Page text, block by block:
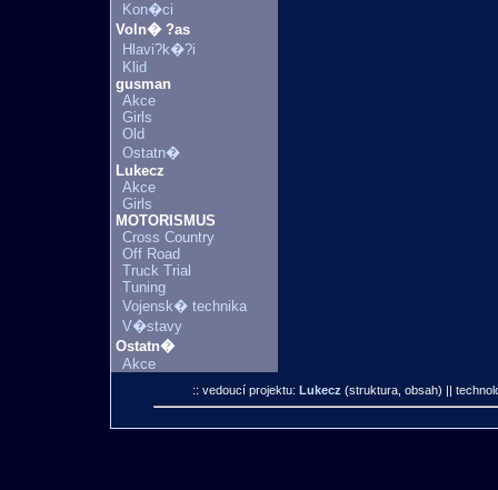
Kon�ci
Voln� ?as
Hlavi?k�?i
Klid
gusman
Akce
Girls
Old
Ostatn�
Lukecz
Akce
Girls
MOTORISMUS
Cross Country
Off Road
Truck Trial
Tuning
Vojensk� technika
V�stavy
Ostatn�
Akce
:: vedoucí projektu: Lukecz (struktura, obsah) ||